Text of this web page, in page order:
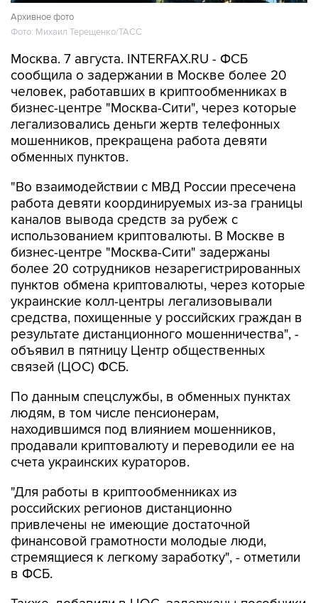
Архивное фото
Фото: Михаил Терещенко/ТАСС
Москва. 7 августа. INTERFAX.RU - ФСБ
сообщила о задержании в Москве более 20
человек, работавших в криптообменниках в
бизнес-центре "Москва-Сити", через которые
легализовались деньги жертв телефонных
мошенников, прекращена работа девяти
обменных пунктов.
"Во взаимодействии с МВД России пресечена
работа девяти координируемых из-за границы
каналов вывода средств за рубеж с
использованием криптовалюты. В Москве в
бизнес-центре "Москва-Сити" задержаны
более 20 сотрудников незарегистрированных
пунктов обмена криптовалюты, через которые
украинские колл-центры легализовывали
средства, похищенные у российских граждан в
результате дистанционного мошенничества", -
объявил в пятницу Центр общественных
связей (ЦОС) ФСБ.
По данным спецслужбы, в обменных пунктах
людям, в том числе пенсионерам,
находившимся под влиянием мошенников,
продавали криптовалюту и переводили ее на
счета украинских кураторов.
"Для работы в криптообменниках из
российских регионов дистанционно
привлечены не имеющие достаточной
финансовой грамотности молодые люди,
стремящиеся к легкому заработку", - отметили
в ФСБ.